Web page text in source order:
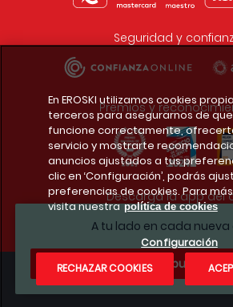
A tu lado en cada
¿Te apuntas?
Seguridad y
Premios y
Descarga la app del
Condiciones legales
En EROSKI utilizamos cookies
terceros para asegurarnos de
funcione correctamente,
servicio y mostrarte
anuncios ajustados a tus
clic en ‘Configuración’, podrás
preferencias de cookies. Para
visita nuestra política de cookies
Configuración
RECHAZAR COOKIES